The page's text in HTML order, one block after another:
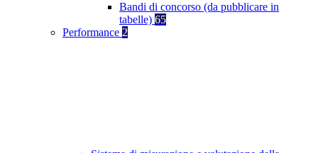
Bandi di concorso (da pubblicare in
tabelle) 65
Performance 2